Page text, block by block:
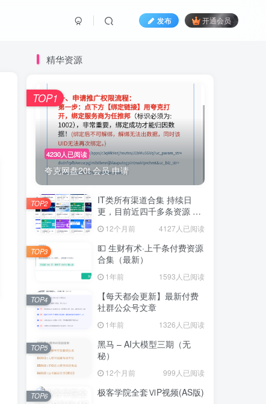
发布 开通会员
精华资源
4230人已阅读
夸克网盘20t 会员 申请
TOP1
IT类所有渠道合集 持续日
更，目前近四千多条资源 年
12个月前 4127人已阅读
TOP2
💵 生财有术·上千条付费资源
合集（最新）
1年前 1593人已阅读
TOP3
【每天都会更新】最新付费
社群公众号文章
1年前 1326人已阅读
TOP4
黑马 – AI大模型三期（无
秘）
12个月前 999人已阅读
TOP5
极客学院全套ⅥP视频(AS版)
TOP6